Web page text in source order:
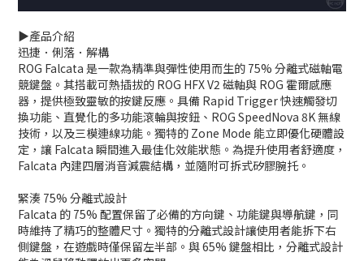
▶️產品介紹
迅捷．俐落．解構
ROG Falcata 是一款為精準與彈性使用而生的 75% 分離式磁軸電
競鍵盤。其搭載可熱插拔的 ROG HFX V2 磁軸與 ROG 霍爾感應
器，提供極致靈敏的按鍵反應。具備 Rapid Trigger 快速觸發切
換功能、直覺化的多功能滾輪與按鈕、ROG SpeedNova 8K 無線
技術，以及三模連線功能。獨特的 Zone Mode 能立即優化硬體設
定，讓 Falcata 瞬間進入最佳化效能狀態。為提升使用者舒適度，
Falcata 內建四層消音減震結構，並隨附可拆式矽膠腕托。
緊湊 75% 分離式設計
Falcata 的 75% 配置保留了必備的方向鍵、功能鍵與導航鍵，同
時維持了精巧的整體尺寸。獨特的分離式設計讓使用者能拆下右
側鍵盤，在遊戲時僅保留左半部。與 65% 鍵盤相比，分離式設計